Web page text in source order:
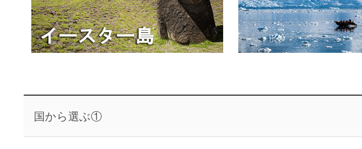
国から選ぶ①